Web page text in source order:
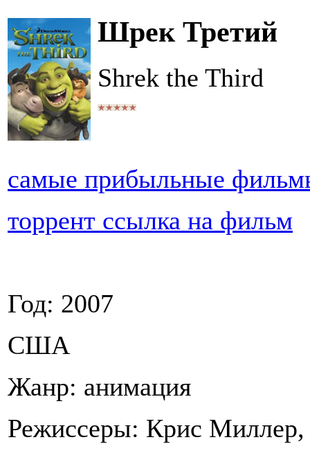
Шрек Третий
Shrek the Third
самые прибыльные
торрент ссылка на фильм
Год: 2007
США
Жанр: анимация
Режиссеры: Крис